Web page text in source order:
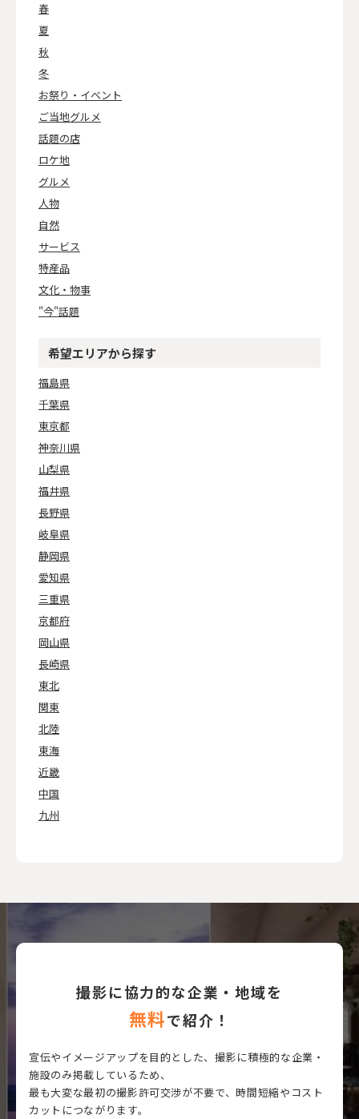
春
夏
秋
冬
お祭り・イベント
ご当地グルメ
話題の店
ロケ地
グルメ
人物
自然
サービス
特産品
文化・物事
"今"話題
希望エリアから探す
福島県
千葉県
東京都
神奈川県
山梨県
福井県
長野県
岐阜県
静岡県
愛知県
三重県
京都府
岡山県
長崎県
東北
関東
北陸
東海
近畿
中国
九州
撮影に協力的な企業・地域を
無料で紹介！
宣伝やイメージアップを目的とした、撮影に積極的な企業・
施設のみ掲載しているため、
最も大変な最初の撮影許可交渉が不要で、時間短縮やコスト
カットにつながります。